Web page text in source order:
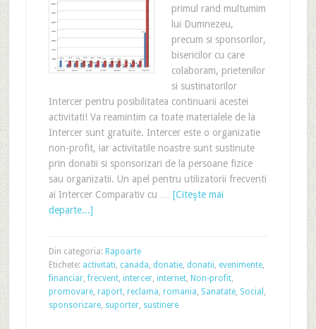
primul rand multumim
lui Dumnezeu,
precum si sponsorilor,
bisericilor cu care
colaboram, prietenilor
si sustinatorilor
Intercer pentru posibilitatea continuarii acestei
activitati! Va reamintim ca toate materialele de la
Intercer sunt gratuite. Intercer este o organizatie
non-profit, iar activitatile noastre sunt sustinute
prin donatii si sponsorizari de la persoane fizice
sau organizatii. Un apel pentru utilizatorii frecventi
ai Intercer Comparativ cu … [Citeşte mai
departe...]
Din categoria: Rapoarte
Etichete: activitati, canada, donatie, donatii, evenimente,
financiar,frecvent, intercer, internet, Non-profit,
promovare, raport, reclama, romania, Sanatate, Social ,
sponsorizare, suporter, sustinere